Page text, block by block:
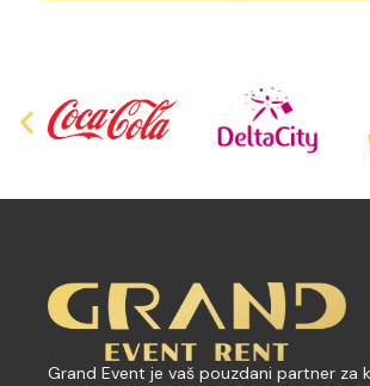
Grand Event je vaš pouzdani partner za